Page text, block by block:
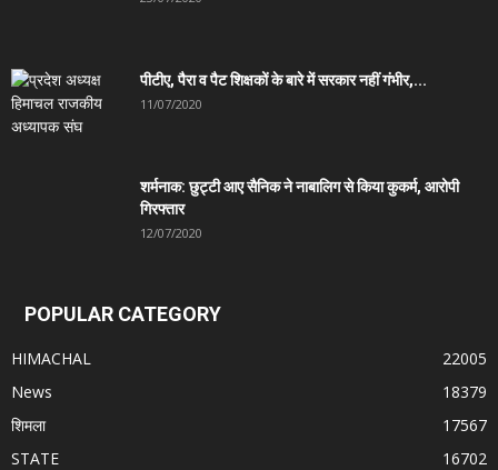
पीटीए, पैरा व पैट शिक्षकों के बारे में सरकार नहीं गंभीर,...
11/07/2020
शर्मनाक: छुट्टी आए सैनिक ने नाबालिग से किया कुकर्म, आरोपी
गिरफ्तार
12/07/2020
POPULAR CATEGORY
HIMACHAL
22005
News
18379
शिमला
17567
STATE
16702